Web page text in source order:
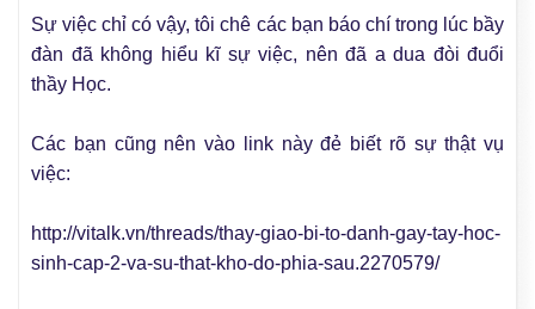
Sự việc chỉ có vậy, tôi chê các bạn báo chí trong lúc bầy
đàn đã không hiểu kĩ sự việc, nên đã a dua đòi đuổi
thầy Học.
Các bạn cũng nên vào link này đẻ biết rõ sự thật vụ
việc:
http://vitalk.vn/threads/thay-giao-bi-to-danh-gay-tay-hoc-
sinh-cap-2-va-su-that-kho-do-phia-sau.2270579/